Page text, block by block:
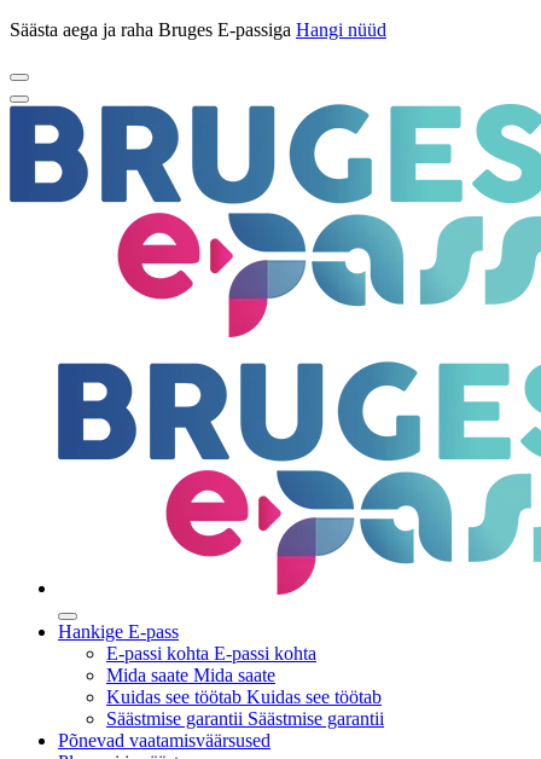
Säästa aega ja raha Bruges E-passiga Hangi nüüd
Hankige E-pass
E-passi kohta E-passi kohta
Mida saate Mida saate
Kuidas see töötab Kuidas see töötab
Säästmise garantii Säästmise garantii
Põnevad vaatamisväärsused